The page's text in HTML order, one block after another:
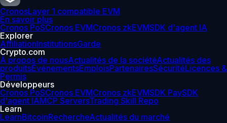
CronosLayer 1 compatible EVM
En savoir plus
Cronos PoSCronos EVMCronos zkEVMSDK d'agent IA
Explorer
AffiliationInstitutionsGarde
Crypto.com
À propos de nousActualités de la sociétéActualités des
produitsÉvénementsEmploisPartenairesSécuritéLicences &
Permis
Développeurs
Cronos PoSCronos EVMCronos zkEVMSDK PaySDK
d'agent IAMCP ServersTrading Skill Repo
Learn
LearnBitcoinRechercheActualités du marché